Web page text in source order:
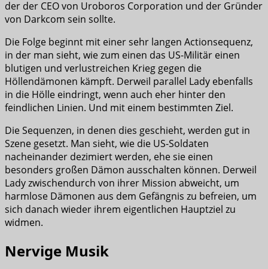
der der CEO von Uroboros Corporation und der Gründer
von Darkcom sein sollte.
Die Folge beginnt mit einer sehr langen Actionsequenz,
in der man sieht, wie zum einen das US-Militär einen
blutigen und verlustreichen Krieg gegen die
Höllendämonen kämpft. Derweil parallel Lady ebenfalls
in die Hölle eindringt, wenn auch eher hinter den
feindlichen Linien. Und mit einem bestimmten Ziel.
Die Sequenzen, in denen dies geschieht, werden gut in
Szene gesetzt. Man sieht, wie die US-Soldaten
nacheinander dezimiert werden, ehe sie einen
besonders großen Dämon ausschalten können. Derweil
Lady zwischendurch von ihrer Mission abweicht, um
harmlose Dämonen aus dem Gefängnis zu befreien, um
sich danach wieder ihrem eigentlichen Hauptziel zu
widmen.
Nervige Musik